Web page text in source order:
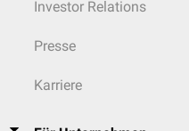
Investor Relations
Presse
Karriere